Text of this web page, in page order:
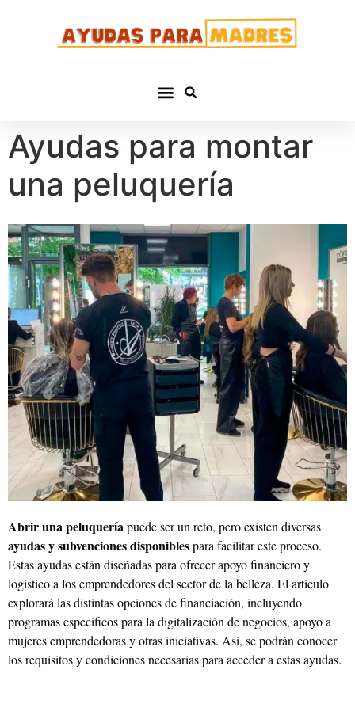
Ayudas para montar
una peluquería
Abrir una peluqueríapuede ser un reto, pero existen diversas
ayudas y subvenciones disponiblespara facilitar este proceso.
Estas ayudas están diseñadas para ofrecer apoyo financiero y
logístico a los emprendedores del sector de la belleza. El artículo
explorará las distintas opciones de financiación, incluyendo
programas específicos para la digitalización de negocios, apoyo a
mujeres emprendedoras y otras iniciativas. Así, se podrán conocer
los requisitos y condiciones necesarias para acceder a estas ayudas.